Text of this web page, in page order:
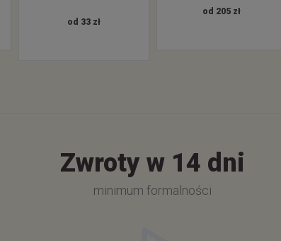
od 33 zł
od 205 zł
Zwroty w 14 dni
minimum formalności